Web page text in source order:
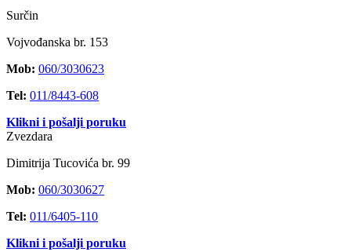
Surčin
Vojvođanska br. 153
Mob: 060/3030623
Tel: 011/8443-608
Klikni i pošalji poruku
Zvezdara
Dimitrija Tucovića br. 99
Mob: 060/3030627
Tel: 011/6405-110
Klikni i pošalji poruku